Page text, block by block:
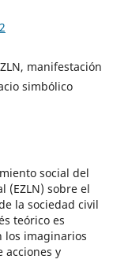
manifestación
simbólico
social del
(EZLN) sobre el
la sociedad civil
teórico es
los imaginarios
acciones y